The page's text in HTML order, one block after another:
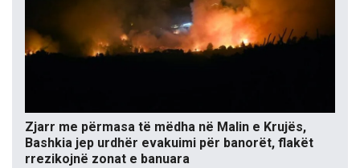
Zjarr me përmasa të mëdha në Malin e Krujës,
Bashkia jep urdhër evakuimi për banorët, flakët
rrezikojnë zonat e banuara